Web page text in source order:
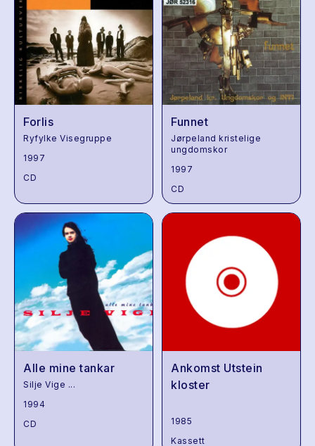
Forlis
Ryfylke Visegruppe
1997
CD
Funnet
Jørpeland kristelige
ungdomskor
1997
CD
Alle mine tankar
Silje Vige ...
1994
CD
Ankomst Utstein
kloster
1985
Kassett